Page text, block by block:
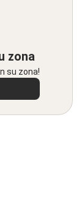
zona
su zona!